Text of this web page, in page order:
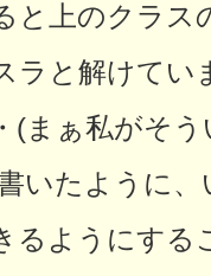
と上のクラ
ラと解けてい
(まぁ私がそ
いたように
るようにする